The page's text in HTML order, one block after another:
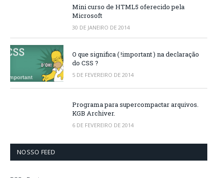
Mini curso de HTML5 oferecido pela
Microsoft
30 DE JANEIRO DE 2014
O que significa ( !important ) na declaração
do CSS ?
5 DE FEVEREIRO DE 2014
Programa para supercompactar arquivos.
KGB Archiver.
6 DE FEVEREIRO DE 2014
NOSSO FEED